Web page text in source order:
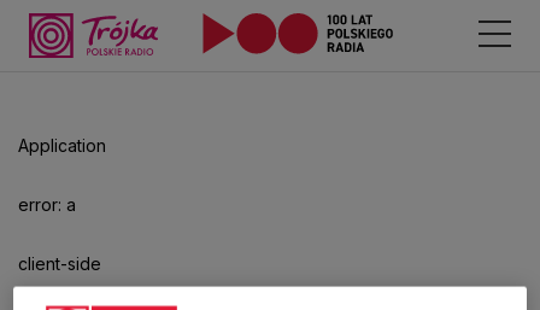
Application
error: a
client-side
aby
odtwarzać.